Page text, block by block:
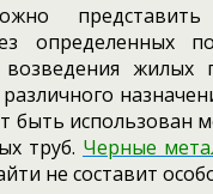
определенных
жилых
быть использован
труб. Черные
не составит